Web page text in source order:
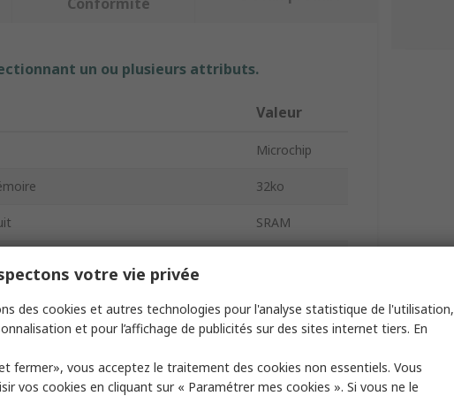
un ou plusieurs attributs.
Valeur
Microchip
32ko
SRAM
aléatoire maximum 20ns
maximum 20MHz
votre vie privée
des cookies et autres technologies pour l'analyse statistique de l'utilisation,
et pour l’affichage de publicités sur des sites internet tiers. En
fermer», vous acceptez le traitement des cookies non essentiels. Vous
vos cookies en cliquant sur « Paramétrer mes cookies ». Si vous ne le